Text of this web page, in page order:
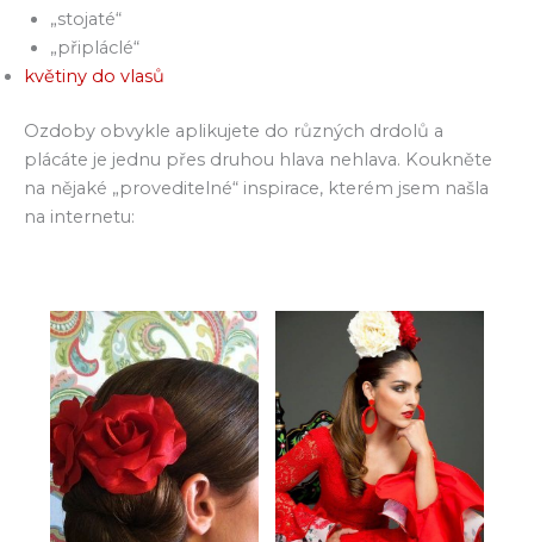
„stojaté“
„připláclé“
květiny do vlasů
Ozdoby obvykle aplikujete do různých drdolů a
plácáte je jednu přes druhou hlava nehlava. Koukněte
na nějaké „proveditelné“ inspirace, kterém jsem našla
na internetu: